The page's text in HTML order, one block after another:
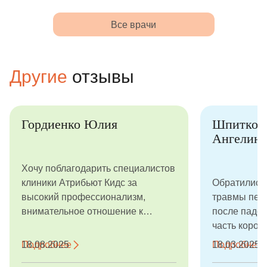
Все врачи
Другие отзывы
Гордиенко Юлия
Хочу поблагодарить специалистов
клиники Атрибьют Кидс за
высокий профессионализм,
внимательное отношение к
атмосферу. Отдельное СПАСИБО
Подробнее
18.08.2025
Шпитко
Ангелина
Обратились
травмы
после
часть
Кроме
Подробнее
18.03.2025